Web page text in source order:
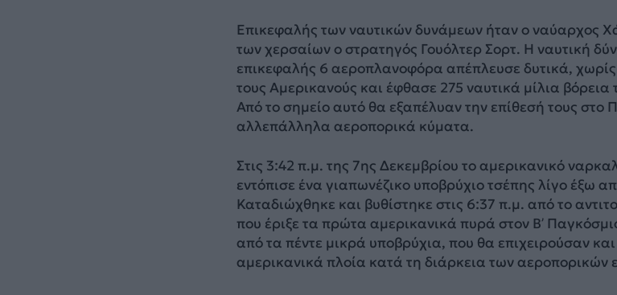
Επικεφαλής των ναυτικών δυνάμεων ήταν ο ναύαρχος
των χερσαίων ο στρατηγός Γουόλτερ Σορτ. Η ναυτική
επικεφαλής 6 αεροπλανοφόρα απέπλευσε δυτικά,
τους Αμερικανούς και έφθασε 275 ναυτικά μίλια
Από το σημείο αυτό θα εξαπέλυαν την επίθεσή τους
αλλεπάλληλα αεροπορικά κύματα.
Στις 3:42 π.μ. της 7ης Δεκεμβρίου το αμερικανικό
εντόπισε ένα γιαπωνέζικο υποβρύχιο τσέπης λίγο έξω
Καταδιώχθηκε και βυθίστηκε στις 6:37 π.μ. από το
που έριξε τα πρώτα αμερικανικά πυρά στον Β’
από τα πέντε μικρά υποβρύχια, που θα επιχειρούσαν
αμερικανικά πλοία κατά τη διάρκεια των αεροπορικών